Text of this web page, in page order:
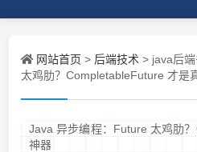
网站首页 > 后端技术 > java后
太鸡肋？CompletableFuture 才是
Java 异步编程：Future 太鸡肋
神器